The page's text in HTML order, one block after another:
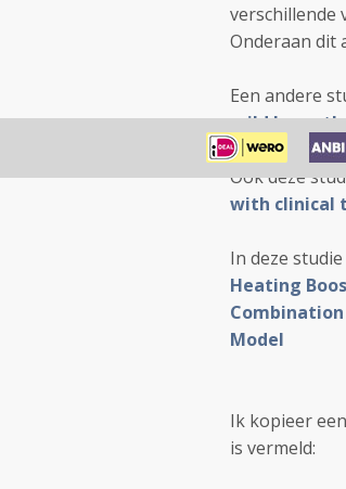
verschillende
Onderaan dit
Een andere
mild
Ook deze
with clinical
In deze
Heating
Model
Ik kopieer
is vermeld: